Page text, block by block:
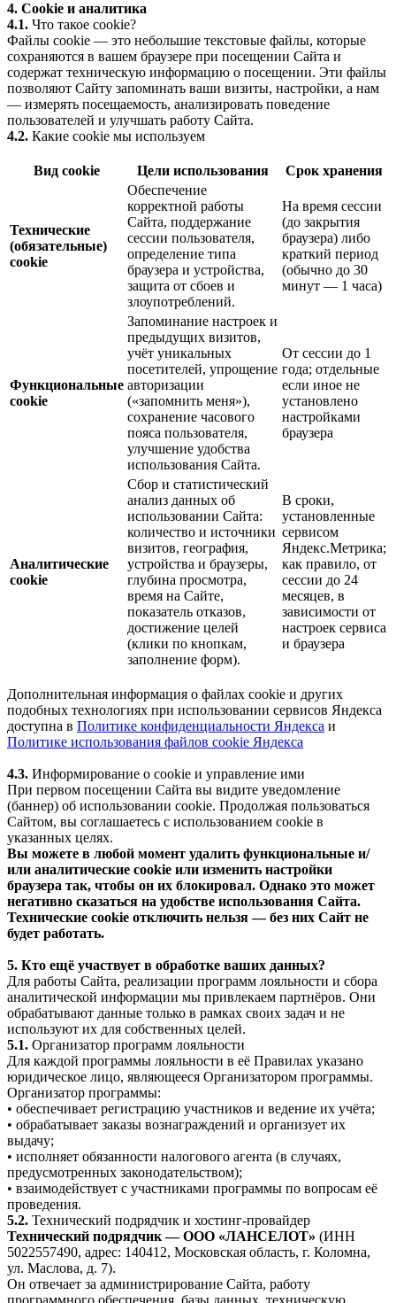
4. Cookie и аналитика
4.1. Что такое cookie?
Файлы cookie — это небольшие текстовые файлы, которые
сохраняются в вашем браузере при посещении Сайта и
содержат техническую информацию о посещении. Эти файлы
позволяют Сайту запоминать ваши визиты, настройки, а нам
— измерять посещаемость, анализировать поведение
пользователей и улучшать работу Сайта.
4.2. Какие cookie мы используем
Вид cookie Цели использования Срок хранения
Технические
(обязательные)
cookie
Обеспечение
корректной работы
Сайта, поддержание
сессии пользователя,
определение типа
браузера и устройства,
защита от сбоев и
злоупотреблений.
На время сессии
(до закрытия
браузера) либо
краткий период
(обычно до 30
минут — 1 часа)
Функциональные
cookie
Запоминание настроек и
предыдущих визитов,
учёт уникальных
посетителей, упрощение
авторизации
(«запомнить меня»),
сохранение часового
пояса пользователя,
улучшение удобства
использования Сайта.
От сессии до 1
года; отдельные
если иное не
установлено
настройками
браузера
Аналитические
cookie
Сбор и статистический
анализ данных об
использовании Сайта:
количество и источники
визитов, география,
устройства и браузеры,
глубина просмотра,
время на Сайте,
показатель отказов,
достижение целей
(клики по кнопкам,
заполнение форм).
В сроки,
установленные
сервисом
Яндекс.Метрика;
как правило, от
сессии до 24
месяцев, в
зависимости от
настроек сервиса
и браузера
Дополнительная информация о файлах cookie и других
подобных технологиях при использовании сервисов Яндекса
доступна в Политике конфиденциальности Яндекса и
Политике использования файлов cookie Яндекса
4.3. Информирование о cookie и управление ими
При первом посещении Сайта вы видите уведомление
(баннер) об использовании cookie. Продолжая пользоваться
Сайтом, вы соглашаетесь с использованием cookie в
указанных целях.
Вы можете в любой момент удалить функциональные и/
или аналитические cookie или изменить настройки
браузера так, чтобы он их блокировал. Однако это может
негативно сказаться на удобстве использования Сайта.
Технические cookie отключить нельзя — без них Сайт не
будет работать.
5. Кто ещё участвует в обработке ваших данных?
Для работы Сайта, реализации программ лояльности и сбора
аналитической информации мы привлекаем партнёров. Они
обрабатывают данные только в рамках своих задач и не
используют их для собственных целей.
5.1. Организатор программ лояльности
Для каждой программы лояльности в её Правилах указано
юридическое лицо, являющееся Организатором программы.
Организатор программы:
• обеспечивает регистрацию участников и ведение их учёта;
• обрабатывает заказы вознаграждений и организует их
выдачу;
• исполняет обязанности налогового агента (в случаях,
предусмотренных законодательством);
• взаимодействует с участниками программы по вопросам её
проведения.
5.2. Технический подрядчик и хостинг-провайдер
Технический подрядчик — ООО «ЛАНСЕЛОТ» (ИНН
5022557490, адрес: 140412, Московская область, г. Коломна,
ул. Маслова, д. 7).
Он отвечает за администрирование Сайта, работу
программного обеспечения, базы данных, техническую